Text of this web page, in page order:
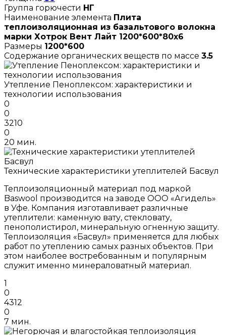
Группа горючести НГ
Наименование элемента Плита
теплоизоляционная из базальтового волокна
марки Хотрок Вент Лайт 1200*600*80х6
Размеры 1200*600
Содержание органических веществ по массе 3.5
Утепление Пеноплексом: характеристики и
технологии использования
0
0
3210
0
20 мин.
Технические характеристики утеплителей Басвул
Теплоизоляционный материал под маркой
Baswool производится на заводе ООО «Агидель»
в Уфе. Компания изготавливает различные
утеплители: каменную вату, стекловату,
пенополистирол, минеральную огненную защиту.
Теплоизоляция «Басвул» применяется для любых
работ по утеплению самых разных объектов. При
этом наиболее востребованным и популярным
служит именно минераловатный материал.
1
0
4312
0
7 мин.